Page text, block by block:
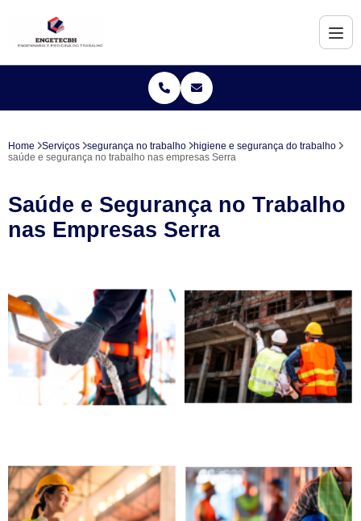
Home Serviços segurança no trabalho
higiene e segurança do trabalho
saúde e segurança no trabalho nas empresas Serra
Saúde e Segurança no Trabalho
nas Empresas Serra